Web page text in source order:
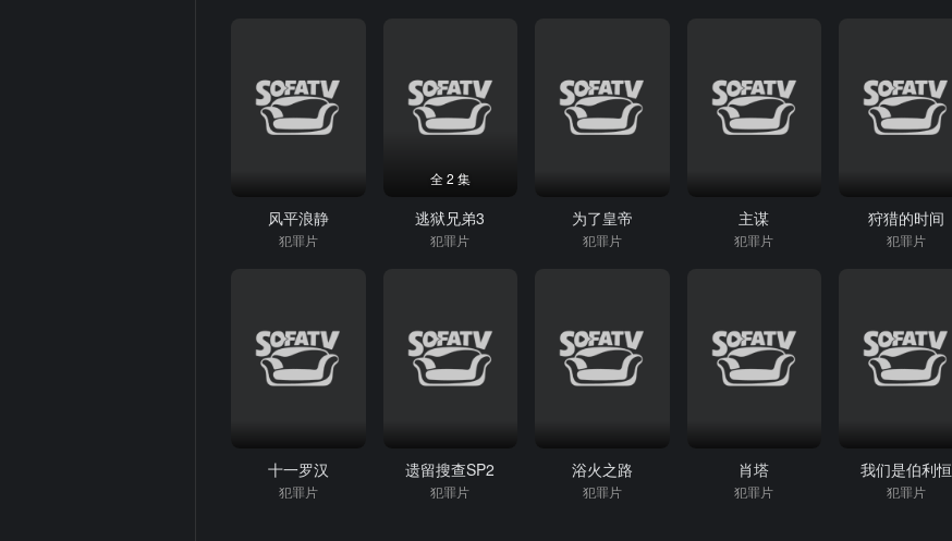
风平浪静
犯罪片
全 2 集
逃狱兄弟3
犯罪片
为了皇帝
犯罪片
主谋
犯罪片
狩猎的时间
犯罪片
十一罗汉
犯罪片
遗留搜查SP2
犯罪片
浴火之路
犯罪片
肖塔
犯罪片
我们是伯利恒
犯罪片